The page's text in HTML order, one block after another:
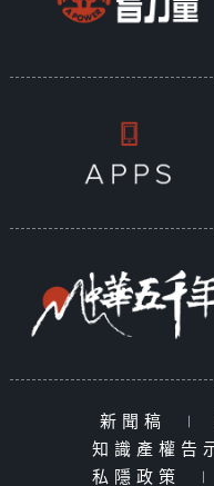
新聞稿 |
知識產權告
私隱政策
|